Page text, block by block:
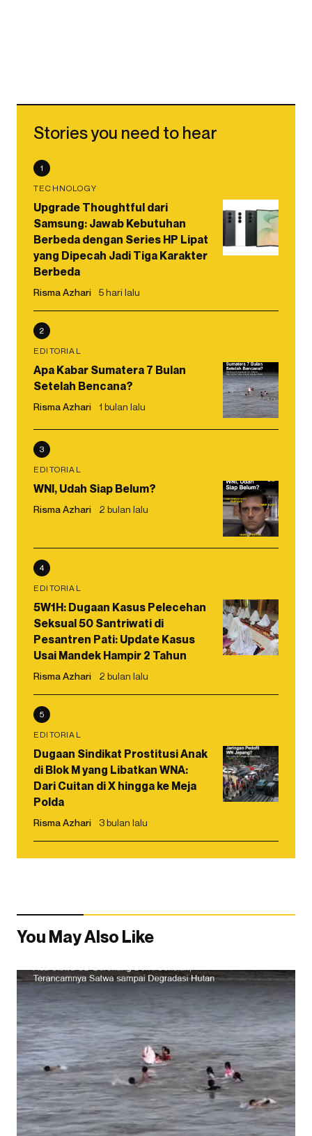
Stories you need to hear
1
TECHNOLOGY
Upgrade Thoughtful dari
Samsung: Jawab Kebutuhan
Berbeda dengan Series HP Lipat
yang Dipecah Jadi Tiga Karakter
Berbeda
Risma Azhari 5 hari lalu
2
EDITORIAL
Apa Kabar Sumatera 7 Bulan
Setelah Bencana?
Risma Azhari 1 bulan lalu
3
EDITORIAL
WNI, Udah Siap Belum?
Risma Azhari 2 bulan lalu
4
EDITORIAL
5W1H: Dugaan Kasus Pelecehan
Seksual 50 Santriwati di
Pesantren Pati: Update Kasus
Usai Mandek Hampir 2 Tahun
Risma Azhari 2 bulan lalu
5
EDITORIAL
Dugaan Sindikat Prostitusi Anak
di Blok M yang Libatkan WNA:
Dari Cuitan di X hingga ke Meja
Polda
Risma Azhari 3 bulan lalu
You May Also Like